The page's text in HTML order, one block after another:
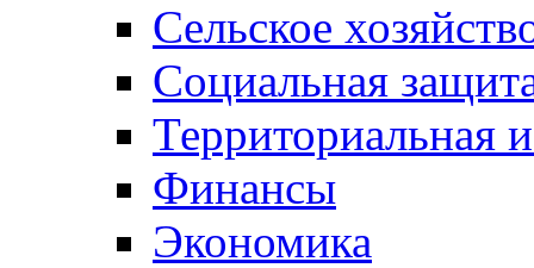
Сельское
Социальная
Территориальная
Финансы
Экономика